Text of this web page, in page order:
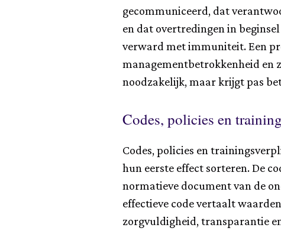
gecommuniceerd, dat
en dat overtredingen in
verward met immuniteit. Een
managementbetrokkenheid en
noodzakelijk, maar krijgt pas
Codes, policies en
Codes, policies en
hun eerste effect sorteren. De
normatieve document van de
effectieve code vertaalt
zorgvuldigheid, transparantie